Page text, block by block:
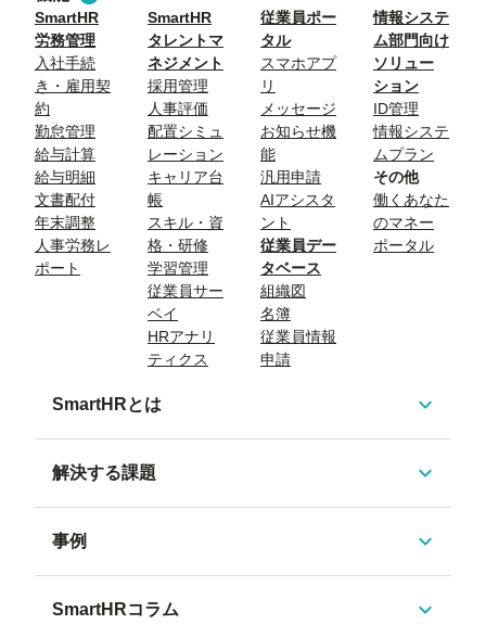
SmartHR
労務管理
入社手続
き・雇用契
約
勤怠管理
給与計算
給与明細
文書配付
年末調整
人事労務レ
ポート
SmartHR
タレントマ
ネジメント
採用管理
人事評価
配置シミュ
レーション
キャリア台
帳
スキル・資
格・研修
学習管理
従業員サー
ベイ
HRアナリ
ティクス
従業員ポー
タル
スマホアプ
リ
メッセージ
お知らせ機
能
汎用申請
AIアシスタ
ント
従業員デー
タベース
組織図
名簿
従業員情報
申請
情報システ
ム部門向け
ソリュー
ション
ID管理
情報システ
ムプラン
その他
働くあなた
のマネー
ポータル
SmartHRとは
解決する課題
事例
SmartHRコラム